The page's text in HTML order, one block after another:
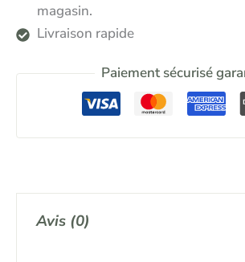
magasin.
Livraison rapide
Paiement sécurisé
Avis (0)